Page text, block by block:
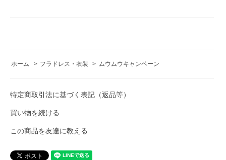
ホーム > フラドレス・衣装 > ムウムウキャンペーン
特定商取引法に基づく表記（返品等）
買い物を続ける
この商品を友達に教える